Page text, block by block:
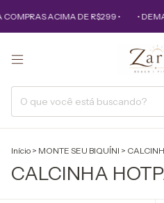
ACIMA DE R$299 • •
Início > MONTE SEU BIQUÍNI >
CALCINHA